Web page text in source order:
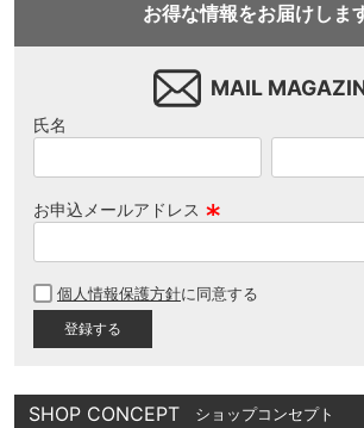
お得な情報をお届けしま
MAIL
氏名
お申込メールアドレス
須
個人情報保護方針に同意する
SHOP CONCEPT ショップコンセプト